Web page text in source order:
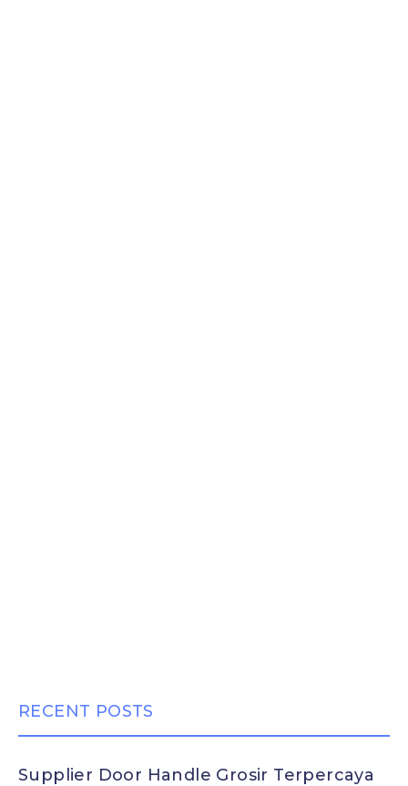
RECENT POSTS
Supplier Door Handle Grosir Terpercaya